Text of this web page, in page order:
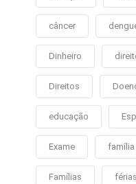
câncer
Dinheiro
Direitos
educação
Exame família
Famílias férias